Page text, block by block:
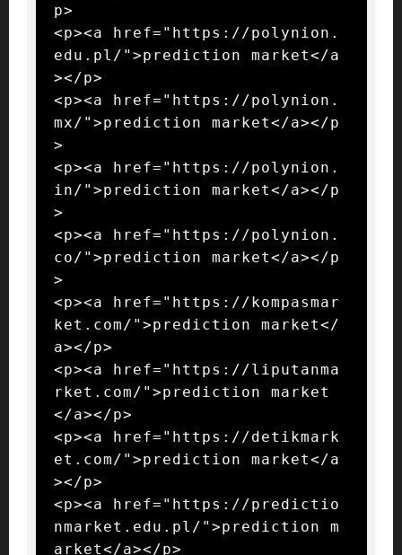
p>
<p><a href="https://polynion.
edu.pl/">prediction market</a
></p>
<p><a href="https://polynion.
mx/">prediction market</a></p
>
<p><a href="https://polynion.
in/">prediction market</a></p
>
<p><a href="https://polynion.
co/">prediction market</a></p
>
<p><a href="https://kompasmar
ket.com/">prediction market</
a></p>
<p><a href="https://liputanma
rket.com/">prediction market
</a></p>
<p><a href="https://detikmark
et.com/">prediction market</a
></p>
<p><a href="https://predictio
nmarket.edu.pl/">prediction m
arket</a></p>